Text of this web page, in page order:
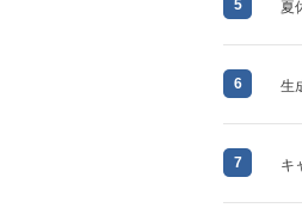
5 夏
6 生
7 キ